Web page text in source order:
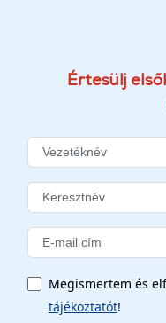
Értesülj
Megismertem és
tájékoztatót!